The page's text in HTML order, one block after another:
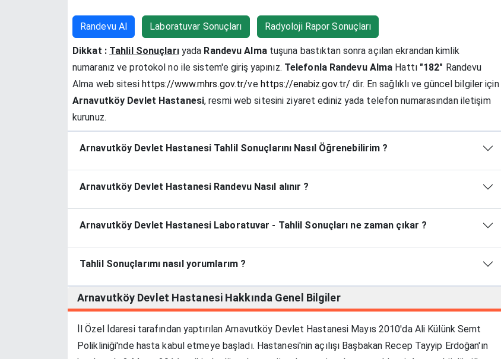
Randevu Al Laboratuvar Sonuçları Radyoloji Rapor Sonuçları
Dikkat : Tahlil Sonuçlarıyada Randevu Almatuşuna bastıktan sonra açılan ekrandan kimlik
numaranız ve protokol no ile sistem'e giriş yapınız. Telefonla Randevu Alma Hattı "182" Randevu
Alma web sitesi https://www.mhrs.gov.tr/ve https://enabiz.gov.tr/ dir. En sağlıklı ve güncel bilgiler için
Arnavutköy Devlet Hastanesi, resmi web sitesini ziyaret ediniz yada telefon numarasından iletişim
kurunuz.
Arnavutköy Devlet Hastanesi Tahlil Sonuçlarını Nasıl Öğrenebilirim ?
Arnavutköy Devlet Hastanesi Randevu Nasıl alınır ?
Arnavutköy Devlet Hastanesi Laboratuvar - Tahlil Sonuçları ne zaman çıkar ?
Tahlil Sonuçlarımı nasıl yorumlarım ?
Arnavutköy Devlet Hastanesi Hakkında Genel Bilgiler
İl Özel İdaresi tarafından yaptırılan Arnavutköy Devlet Hastanesi Mayıs 2010'da Ali Külünk Semt
Polikliniği'nde hasta kabul etmeye başladı. Hastanesi'nin açılışı Başbakan Recep Tayyip Erdoğan'ın